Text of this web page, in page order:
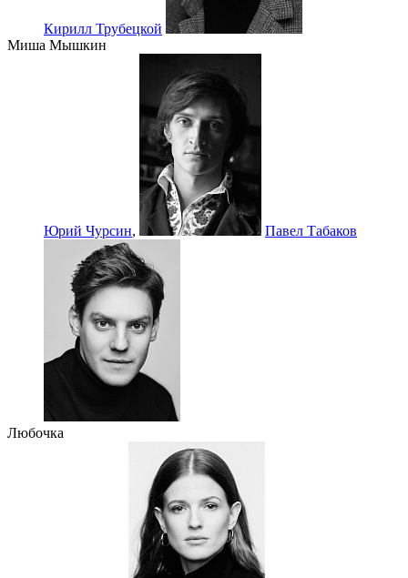
Кирилл Трубецкой
Миша Мышкин
Юрий Чурсин, Павел Табаков
Любочка